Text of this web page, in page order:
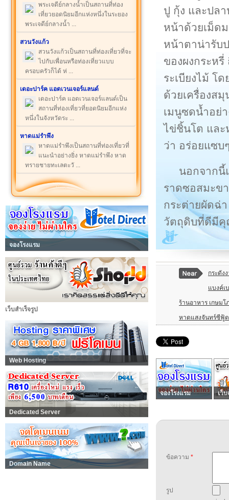
พระเจดีย์กลางน้ำเป็นสถานที่ท่อง
เที่ยวยอดนิยมอีกแห่งหนึ่งในระยอง
พระเจดีย์กลางน้ำ ...
สวนวังแก้ว
สวนวังแก้วเป็นสถานที่ท่องเที่ยวที่จะ
ไปกับเพื่อนหรือท่องเที่ยวแบบ
ครอบครัวก็ได้ ห่ ...
เดอะปาร์ค แอดเวนเจอร์แลนด์
เดอะปาร์ค แอดเวนเจอร์แลนด์เป็น
สถานที่ท่องเที่ยวที่ยอดนิยมอีกแห่ง
หนึ่งในจังหวัดระ ...
หาดแม่รำพึง
หาดแม่รำพึงเป็นสถานที่ท่องเที่ยวที่
แนะนำอย่างยิ่ง หาดแม่รำพึง หาด
ทรายชายทะเลตะวั ...
จองโรงแรม
เว็บสำเร็จรูป
Web Hosting
Dedicated Server
Domain Name
ปู กุ้ง และปล
หน้าด้วยเม็ด
หน้าตาน่ารับ
ของผงกระห
ระเบียงไม้ โ
ด้วยเครื่องส
เมนูซดน้ำอย่
ไข่ชิ้นโต และ
ว่า อร่อยแซบ
นอกจากนี้
ราดซอสมะข
กระต่ายผัดฉ่
วัตถุดิบที่ดีมีคุ
กระดัง
แบงค์เ
ร้านอาหาร เกษมโ
หาดแสงจันทร์ซีฟู้ด
จองโรงแรม เว็บ
ข้อความ *
รูป